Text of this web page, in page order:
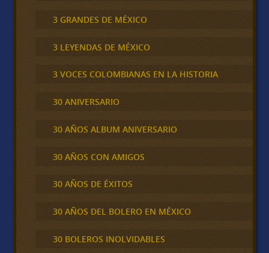
3 GRANDES DE MÉXICO
3 LEYENDAS DE MÉXICO
3 VOCES COLOMBIANAS EN LA HISTORIA
30 ANIVERSARIO
30 AÑOS ALBUM ANIVERSARIO
30 AÑOS CON AMIGOS
30 AÑOS DE ÉXITOS
30 AÑOS DEL BOLERO EN MÉXICO
30 BOLEROS INOLVIDABLES